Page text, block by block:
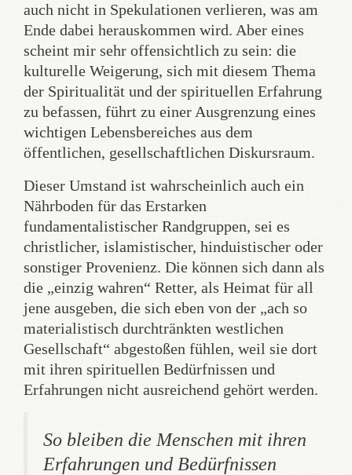
auch nicht in Spekulationen verlieren, was am
Ende dabei herauskommen wird. Aber eines
scheint mir sehr offensichtlich zu sein: die
kulturelle Weigerung, sich mit diesem Thema
der Spiritualität und der spirituellen Erfahrung
zu befassen, führt zu einer Ausgrenzung eines
wichtigen Lebensbereiches aus dem
öffentlichen, gesellschaftlichen Diskursraum.
Dieser Umstand ist wahrscheinlich auch ein
Nährboden für das Erstarken
fundamentalistischer Randgruppen, sei es
christlicher, islamistischer, hinduistischer oder
sonstiger Provenienz. Die können sich dann als
die „einzig wahren“ Retter, als Heimat für all
jene ausgeben, die sich eben von der „ach so
materialistisch durchtränkten westlichen
Gesellschaft“ abgestoßen fühlen, weil sie dort
mit ihren spirituellen Bedürfnissen und
Erfahrungen nicht ausreichend gehört werden.
So bleiben die Menschen mit ihren
Erfahrungen und Bedürfnissen